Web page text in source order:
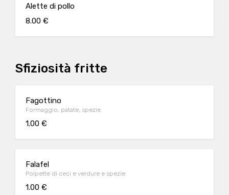
Alette di pollo
8.00 €
Sfiziosità fritte
Fagottino
Formaggio, patate, spezie
1.00 €
Falafel
Polpette di ceci e verdure e spezie
1.00 €